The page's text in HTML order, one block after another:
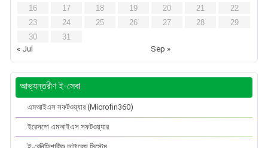
16
17 18 19 20 21
22
23
24 25 26 27 28
29
30
31
« Jul
Sep »
আভ্যন্তরীণ ই-সেবা
এমআইএস সফটওয়্যার (Microfin360)
ইরেসপো এমআইএস সফটওয়্যার